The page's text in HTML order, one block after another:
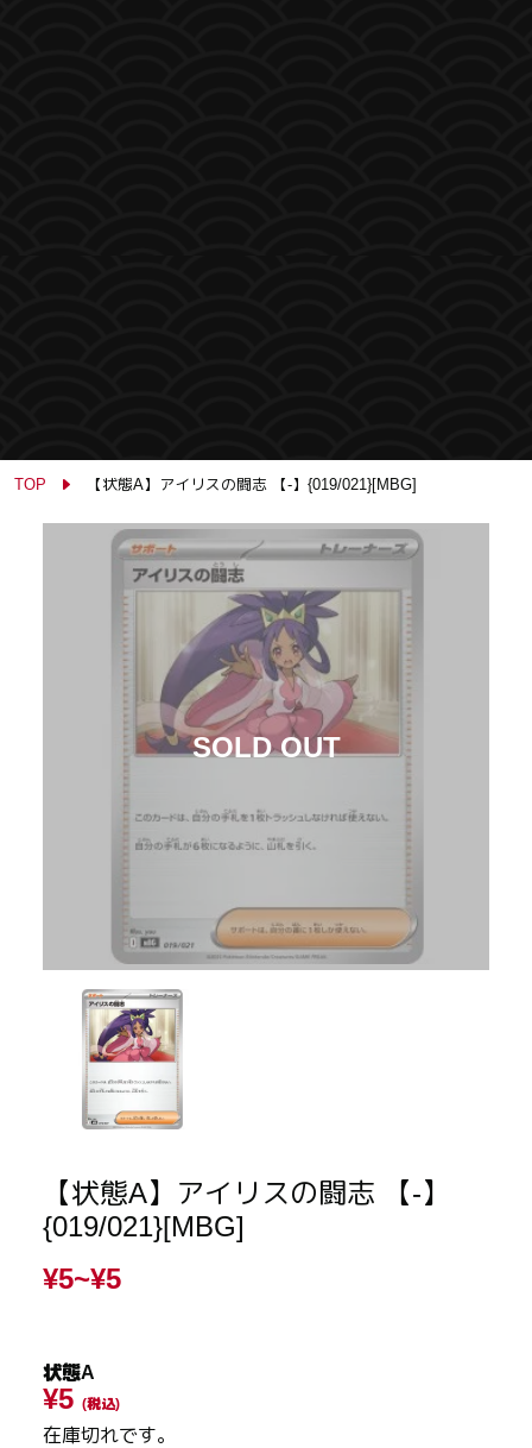
TOP 【状態A】アイリスの闘志 【-】{019/021}[MBG]
【状態A】アイリスの闘志 【-】
{019/021}[MBG]
¥5~¥5
状態A
¥5 (税込)
在庫切れです。